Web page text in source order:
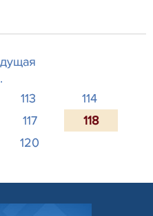
113
114
117
118
120